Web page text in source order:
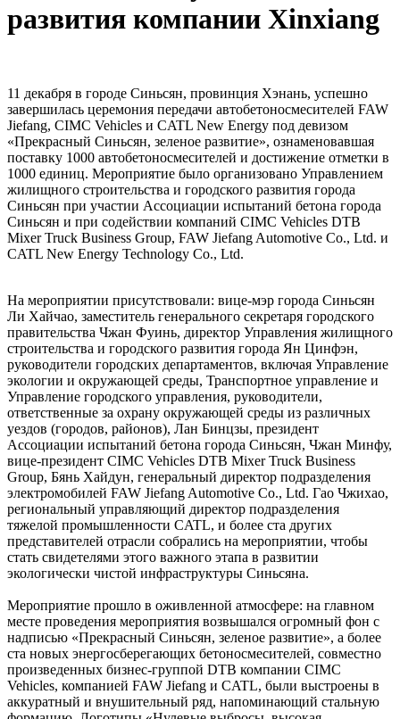
развития компании Xinxiang
11 декабря в городе Синьсян, провинция Хэнань, успешно
завершилась церемония передачи автобетоносмесителей FAW
Jiefang, CIMC Vehicles и CATL New Energy под девизом
«Прекрасный Синьсян, зеленое развитие», ознаменовавшая
поставку 1000 автобетоносмесителей и достижение отметки в
1000 единиц. Мероприятие было организовано Управлением
жилищного строительства и городского развития города
Синьсян при участии Ассоциации испытаний бетона города
Синьсян и при содействии компаний CIMC Vehicles DTB
Mixer Truck Business Group, FAW Jiefang Automotive Co., Ltd. и
CATL New Energy Technology Co., Ltd.
На мероприятии присутствовали: вице-мэр города Синьсян
Ли Хайчао, заместитель генерального секретаря городского
правительства Чжан Фуинь, директор Управления жилищного
строительства и городского развития города Ян Цинфэн,
руководители городских департаментов, включая Управление
экологии и окружающей среды, Транспортное управление и
Управление городского управления, руководители,
ответственные за охрану окружающей среды из различных
уездов (городов, районов), Лан Бинцзы, президент
Ассоциации испытаний бетона города Синьсян, Чжан Минфу,
вице-президент CIMC Vehicles DTB Mixer Truck Business
Group, Бянь Хайдун, генеральный директор подразделения
электромобилей FAW Jiefang Automotive Co., Ltd. Гао Чжихао,
региональный управляющий директор подразделения
тяжелой промышленности CATL, и более ста других
представителей отрасли собрались на мероприятии, чтобы
стать свидетелями этого важного этапа в развитии
экологически чистой инфраструктуры Синьсяна.
Мероприятие прошло в оживленной атмосфере: на главном
месте проведения мероприятия возвышался огромный фон с
надписью «Прекрасный Синьсян, зеленое развитие», а более
ста новых энергосберегающих бетоносмесителей, совместно
произведенных бизнес-группой DTB компании CIMC
Vehicles, компанией FAW Jiefang и CATL, были выстроены в
аккуратный и внушительный ряд, напоминающий стальную